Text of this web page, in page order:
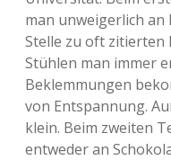
man unweigerlich an
Stelle zu oft zitierten
Stühlen man immer
Beklemmungen
von Entspannung.
klein. Beim zweiten
entweder an